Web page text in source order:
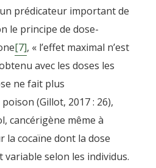
prédicateur important de
le principe de dose-
[7], « l’effet maximal n’est
avec les doses les
ne fait plus
(Gillot, 2017 : 26),
cancérigène même à
la cocaïne dont la dose
selon les individus.